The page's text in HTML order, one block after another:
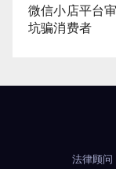
微信小店平台
坑骗消费者
法律顾问